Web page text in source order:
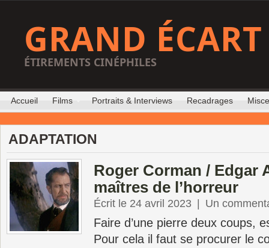
GRAND ÉCART
ÉTIREMENTS CINÉPHILES
Accueil Films Portraits & Interviews Recadrages
ADAPTATION
Roger Corman / Edgar
maîtres de l’horreur
Écrit le 24 avril 2023 Un
Faire d’une pierre deux coups,
Pour cela il faut se procurer le